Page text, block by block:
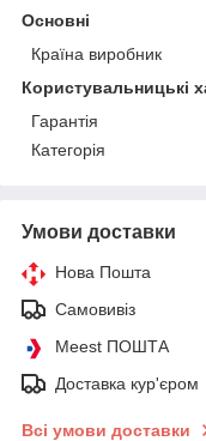
Основні
Країна виробник
Користувальницькі
Гарантія
Категорія
Умови доставки
Нова Пошта
Самовивіз
Meest ПОШТА
Доставка кур'єром
Всі умови доставки